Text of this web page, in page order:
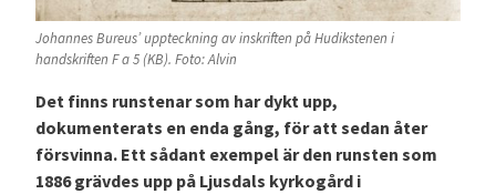
Johannes Bureus’ uppteckning av inskriften på Hudikstenen i
handskriften F a 5 (KB). Foto: Alvin
Det finns runstenar som har dykt upp,
dokumenterats en enda gång, för att sedan åter
försvinna. Ett sådant exempel är den runsten som
1886 grävdes upp på Ljusdals kyrkogård i